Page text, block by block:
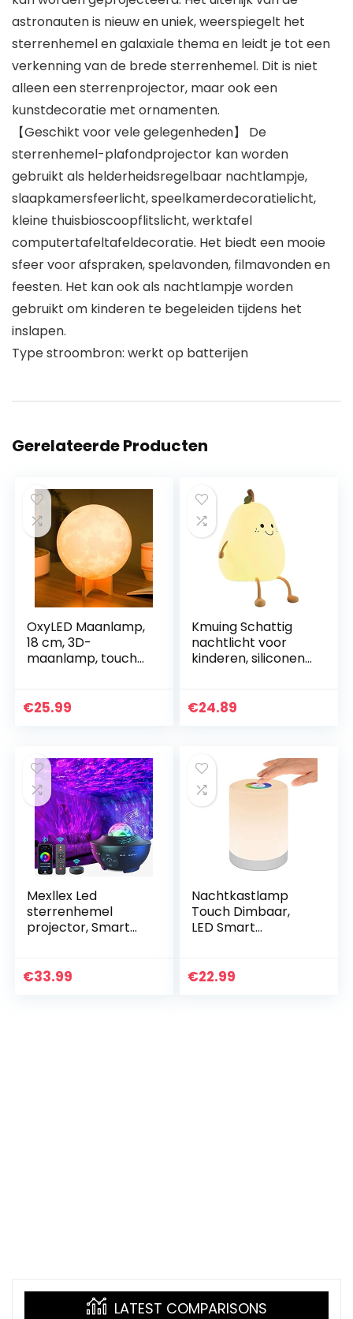
astronauten is nieuw en uniek, weerspiegelt het
sterrenhemel en galaxiale thema en leidt je tot een
verkenning van de brede sterrenhemel. Dit is niet
alleen een sterrenprojector, maar ook een
kunstdecoratie met ornamenten.
【Geschikt voor vele gelegenheden】 De
sterrenhemel-plafondprojector kan worden
gebruikt als helderheidsregelbaar nachtlampje,
slaapkamersfeerlicht, speelkamerdecoratielicht,
kleine thuisbioscoopflitslicht, werktafel
computertafeltafeldecoratie. Het biedt een mooie
sfeer voor afspraken, spelavonden, filmavonden en
feesten. Het kan ook als nachtlampje worden
gebruikt om kinderen te begeleiden tijdens het
inslapen.
Type stroombron: werkt op batterijen
Gerelateerde Producten
OxyLED Maanlamp,
18 cm, 3D-
maanlamp, touch-
afstandsbediening,
€25.99
Kmuing Schattig
nachtlicht voor
kinderen, siliconen
licht 7 kleuren USB
€24.89
Mexllex Led
sterrenhemel
projector, Smart
Alexa/Google
€33.99
Nachtkastlamp
Touch Dimbaar,
LED Smart
Bureaulamp, USB
€22.99
LATEST COMPARISONS